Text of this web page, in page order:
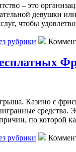
– это
девушки
чтобы
рубрики
Казино с
средства.
по которой
рубрики